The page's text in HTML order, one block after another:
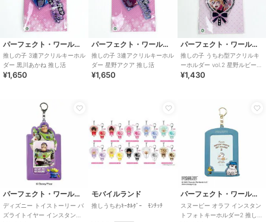
パーフェクト・ワールド・トーキョー
推しの子 3連アクリルキーホル
ダー 黒川あかね 推し活
¥1,650
パーフェクト・ワールド・トーキョー
推しの子 3連アクリルキーホル
ダー 星野アクア 推し活
¥1,650
パーフェクト・ワールド・トーキョー
推しの子 うちわ型アクリルキ
ーホルダー vol.2 星野ルビー
推し活 うちわ
¥1,430
パーフェクト・ワールド・トーキョー
ディズニー トイストーリー バ
ズライトイヤー インスタント
モバイルランド
推しうちわｷｰﾎﾙﾀﾞｰ ﾓﾝﾁｯﾁ
パーフェクト・ワールド・トーキョー
スヌーピー オラフ インスタン
トフォトキーホルダー2 推し活